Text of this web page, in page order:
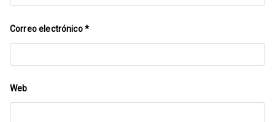
Correo electrónico*
Web